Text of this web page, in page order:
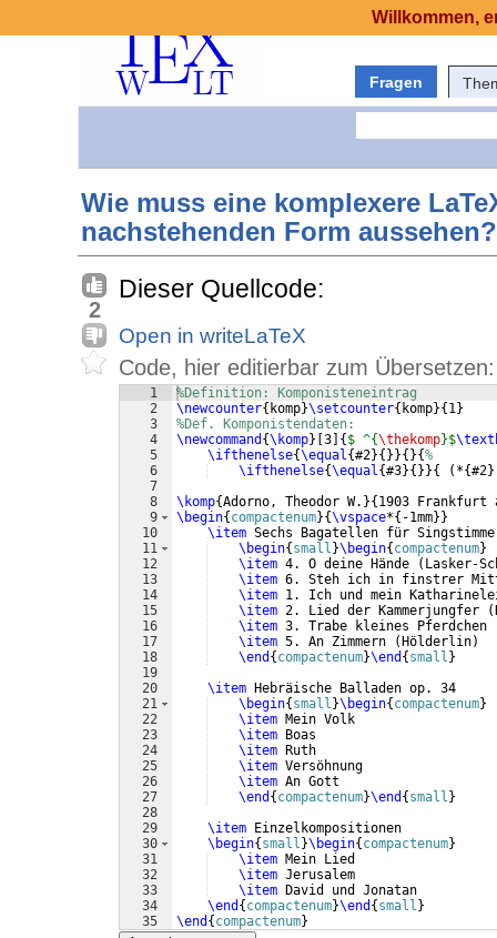
Fragen
Wie muss eine komplexere
nachstehenden Form aussehen?
2
Dieser Quellcode:
Open in writeLaTeX
Code, hier editierbar zum Übersetzen:
1
2
3
4
5
6
7
8
9
10
11
12
13
14
15
16
17
18
19
20
21
22
23
24
25
26
27
28
29
30
31
32
33
34
35
%Definition: Komponisteneintrag
\newcounter{ komp}\setcounter{ komp}{ 1}
%Def. Komponistendaten:
\newcommand {\komp} 3 { $ ^{\thekomp}$
\ifthenelse{\equal{#2}{ }}{ }{%
\ifthenelse{\equal{#3}{ }}{ ( *{#2
\komp{Adorno, Theodor W. }{ 1903
\begin{ compactenum}{\vspace*{ -1mm}}
\item Sechs Bagatellen für
\begin{ small }\begin{ compactenum}
\item 4. O deine Hände ( Lasker-
\item 6. Steh ich in finstrer
\item 1. Ich und mein
\item 2. Lied der Kammerjungfer (
\item 3. Trabe kleines Pferdchen
\item 5. An Zimmern ( Hölderlin)
\end { compactenum}\end { small }
\item Hebräische Balladen op. 34
\begin{ small }\begin{ compactenum}
\item Mein Volk
\item Boas
\item Ruth
\item Versöhnung
\item An Gott
\end { compactenum}\end { small }
\item Einzelkompositionen
\begin{ small }\begin{ compactenum}
\item Mein Lied
\item Jerusalem
\item David und Jonatan
\end { compactenum}\end { small }
\end { compactenum}
Willkommen,